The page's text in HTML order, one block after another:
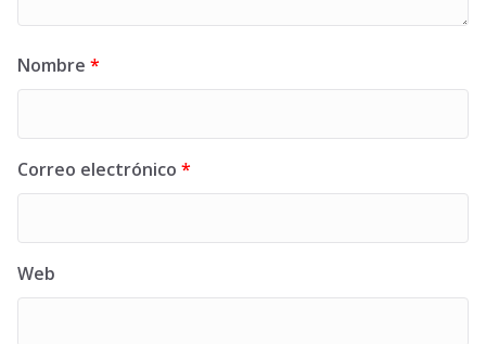
Nombre *
Correo electrónico *
Web